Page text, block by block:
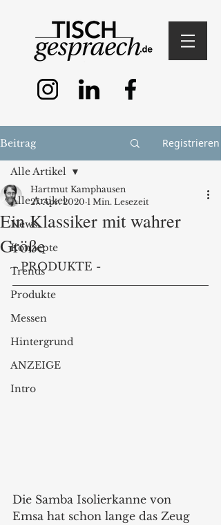
Beitrag Registrieren
Alle Artikel
News
Konzepte
Trends
Produkte
Messen
Hintergrund
ANZEIGE
Intro
Alle Artikel
Ein Klassiker mit wahrer
Größe
Hartmut Kamphausen
27. Apr. 2020 1 Min. Lesezeit
- PRODUKTE -
Die Samba Isolierkanne von
Emsa hat schon lange das Zeug